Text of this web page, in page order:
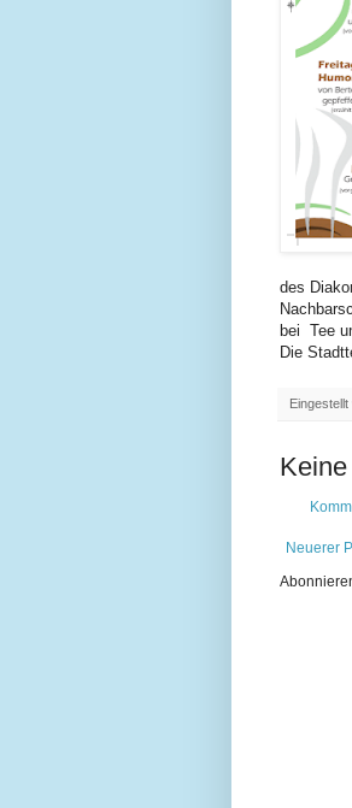
des
bei Tee
Die
Eingestellt
Neuerer